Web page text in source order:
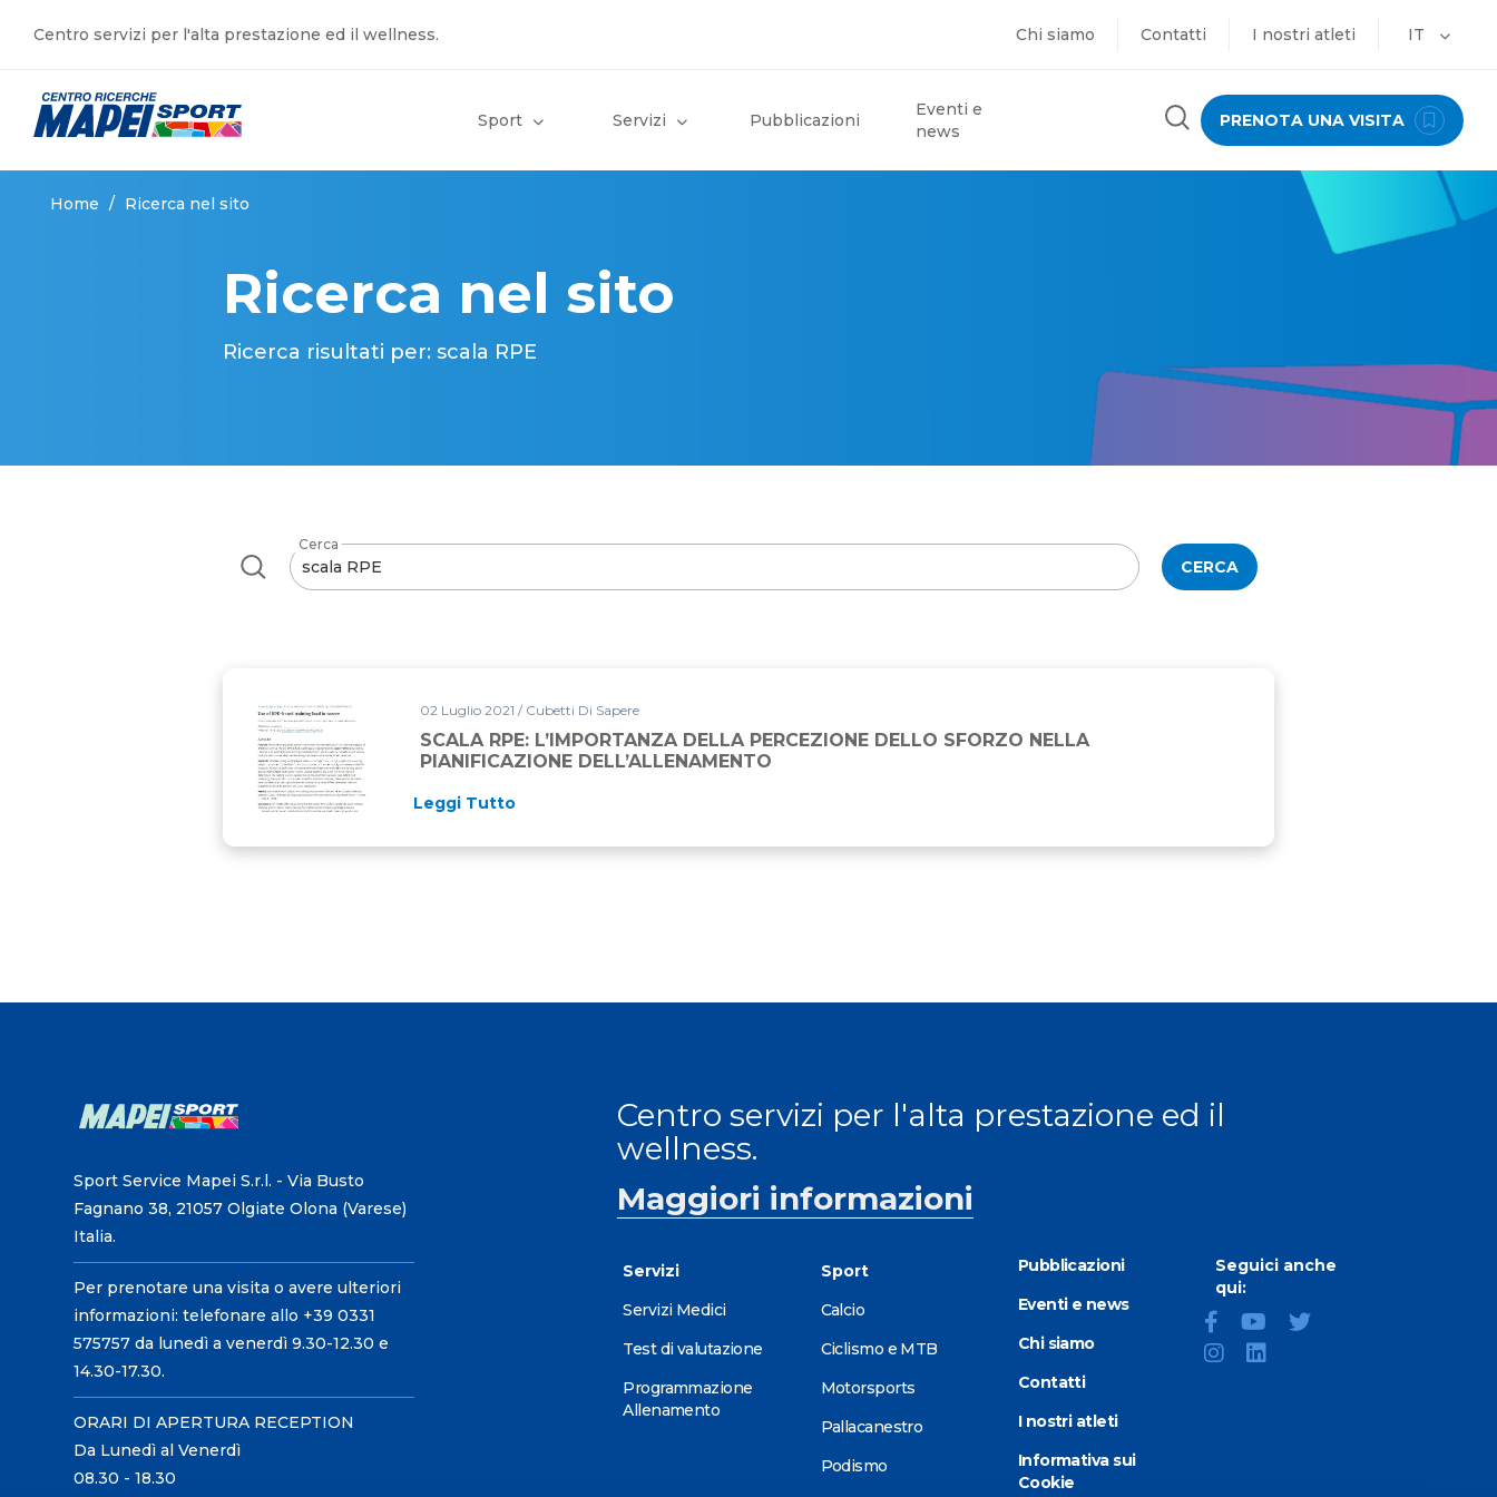
Centro servizi per l'alta prestazione ed il wellness. Chi siamo Contatti I nostri atleti IT
Sport Servizi Pubblicazioni
Eventi e
news
PRENOTA UNA VISITA
Home / Ricerca nel sito
Ricerca nel sito
Ricerca risultati per: scala RPE
Cerca
CERCA
02 Luglio 2021 / Cubetti Di Sapere
SCALA RPE: L’IMPORTANZA DELLA PERCEZIONE DELLO SFORZO NELLA
PIANIFICAZIONE DELL’ALLENAMENTO
Leggi Tutto
Sport Service Mapei S.r.l. - Via Busto
Fagnano 38, 21057 Olgiate Olona (Varese)
Italia.
Per prenotare una visita o avere ulteriori
informazioni: telefonare allo +39 0331
575757 da lunedì a venerdì 9.30-12.30 e
14.30-17.30.
ORARI DI APERTURA RECEPTION
Da Lunedì al Venerdì
08.30 - 18.30
Centro servizi per l'alta prestazione ed il
wellness.
Maggiori informazioni
Servizi
Servizi Medici
Test di valutazione
Programmazione
Allenamento
Sport
Calcio
Ciclismo e MTB
Motorsports
Pallacanestro
Podismo
Pubblicazioni
Eventi e news
Chi siamo
Contatti
I nostri atleti
Informativa sui
Cookie
Seguici anche
qui: